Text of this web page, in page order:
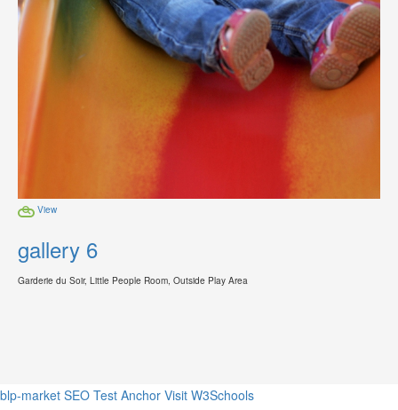
View
gallery 6
Garderie du Soir, Little People Room, Outside Play Area
blp-market SEO Test Anchor Visit W3Schools